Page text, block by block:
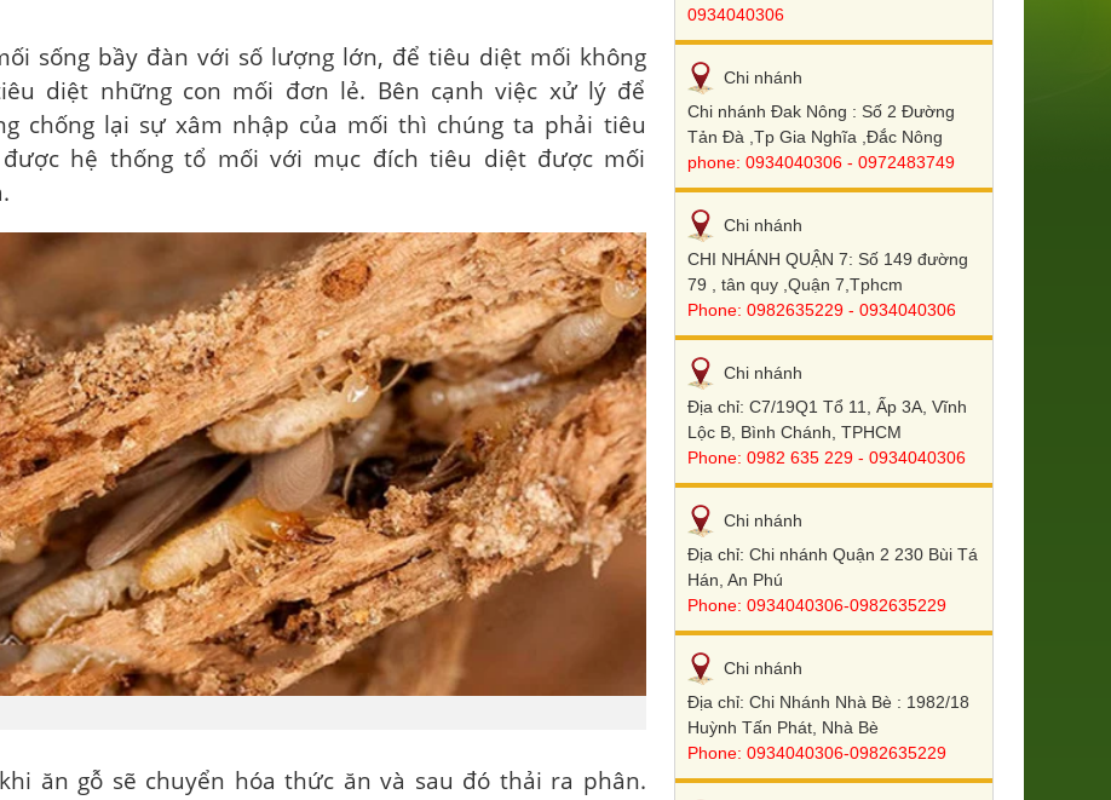
sống bầy đàn với số lượng lớn, để tiêu diệt mối không
diệt những con mối đơn lẻ. Bên cạnh việc xử lý để
chống lại sự xâm nhập của mối thì chúng ta phải tiêu
hệ thống tổ mối với mục đích tiêu diệt được mối
ăn gỗ sẽ chuyển hóa thức ăn và sau đó thải ra phân.
0934040306
Chi nhánh
Chi nhánh Đak Nông : Số 2 Đường
Tản Đà ,Tp Gia Nghĩa ,Đắc Nông
phone: 0934040306 - 0972483749
Chi nhánh
CHI NHÁNH QUẬN 7: Số 149 đường
79 , tân quy ,Quận 7,Tphcm
Phone: 0982635229 - 0934040306
Chi nhánh
Địa chỉ: C7/19Q1 Tổ 11, Ấp 3A, Vĩnh
Lộc B, Bình Chánh, TPHCM
Phone: 0982 635 229 - 0934040306
Chi nhánh
Địa chỉ: Chi nhánh Quận 2 230 Bùi Tá
Hán, An Phú
Phone: 0934040306-0982635229
Chi nhánh
Địa chỉ: Chi Nhánh Nhà Bè : 1982/18
Huỳnh Tấn Phát, Nhà Bè
Phone: 0934040306-0982635229